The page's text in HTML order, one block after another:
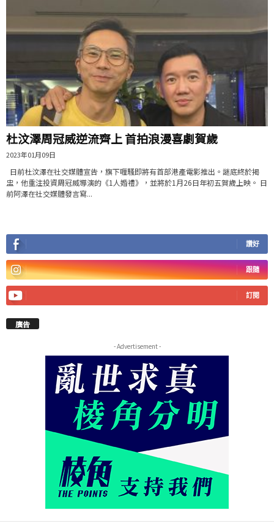
杜汶澤周冠威逆流齊上 首拍浪漫喜劇賀歲
2023年01月09日
日前杜汶澤在社交媒體宣告，旗下喱騷即將有首部港產電影推出。謎底終於揭
盅，他重注投資周冠威導演的《1人婚禮》，並將於1月26日年初五賀歲上映。 日
前阿澤在社交媒體發言寫...
讚好
跟隨
訂閱
廣告
- Advertisement -